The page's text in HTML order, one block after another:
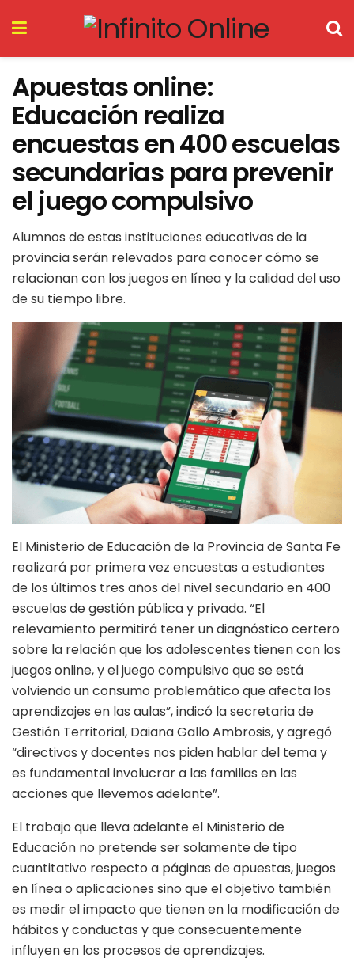
Apuestas online:
Educación realiza
encuestas en 400 escuelas
secundarias para prevenir
el juego compulsivo
Alumnos de estas instituciones educativas de la
provincia serán relevados para conocer cómo se
relacionan con los juegos en línea y la calidad del uso
de su tiempo libre.
El Ministerio de Educación de la Provincia de Santa Fe
realizará por primera vez encuestas a estudiantes
de los últimos tres años del nivel secundario en 400
escuelas de gestión pública y privada. “El
relevamiento permitirá tener un diagnóstico certero
sobre la relación que los adolescentes tienen con los
juegos online, y el juego compulsivo que se está
volviendo un consumo problemático que afecta los
aprendizajes en las aulas”, indicó la secretaria de
Gestión Territorial, Daiana Gallo Ambrosis, y agregó
“directivos y docentes nos piden hablar del tema y
es fundamental involucrar a las familias en las
acciones que llevemos adelante”.
El trabajo que lleva adelante el Ministerio de
Educación no pretende ser solamente de tipo
cuantitativo respecto a páginas de apuestas, juegos
en línea o aplicaciones sino que el objetivo también
es medir el impacto que tienen en la modificación de
hábitos y conductas y que consecuentemente
influyen en los procesos de aprendizajes.